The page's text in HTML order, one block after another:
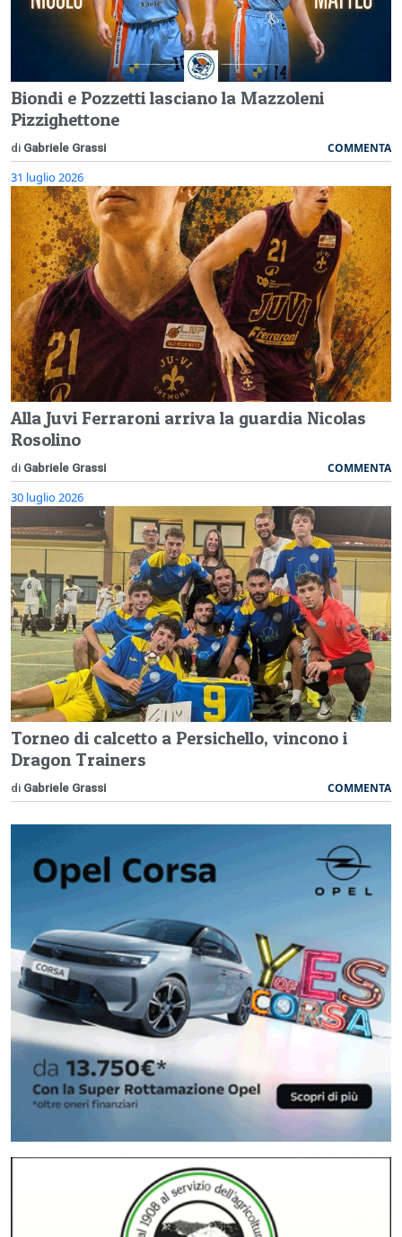
Biondi e Pozzetti lasciano la Mazzoleni
Pizzighettone
di Gabriele Grassi COMMENTA
31 luglio 2026
Alla Juvi Ferraroni arriva la guardia Nicolas
Rosolino
di Gabriele Grassi COMMENTA
30 luglio 2026
Torneo di calcetto a Persichello, vincono i
Dragon Trainers
di Gabriele Grassi COMMENTA